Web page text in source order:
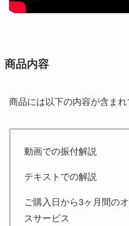
商品内容
商品には以下の内容が含まれ
動画での振付解説
テキストでの解説
ご購入日から3ヶ月間の
スサービス